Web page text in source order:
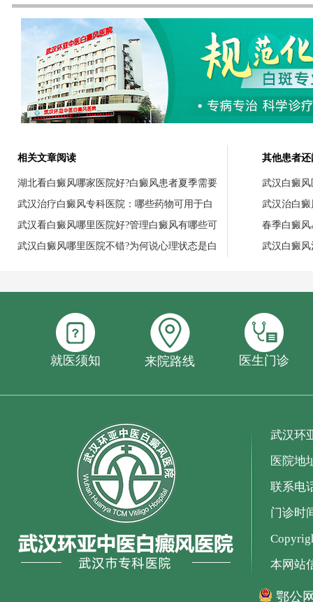
相关文章阅读
湖北看白癜风哪家医院好?白癜风患者夏季需要
武汉治疗白癜风专科医院：哪些药物可用于白
武汉看白癜风哪里医院好?管理白癜风有哪些可
武汉白癜风哪里医院不错?为何说心理状态是白
其他患者
武汉白癜
武汉治白
春季白癜
武汉白癜
就医须知 来院路线 医生门诊
武汉环
医院地
联系电
门诊时
本网站
鄂公